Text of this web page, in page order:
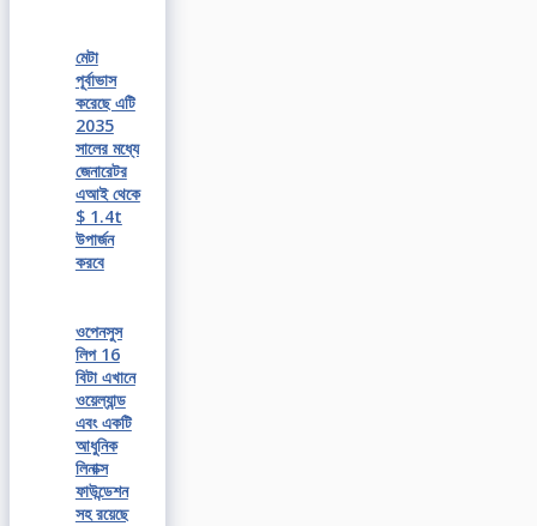
মেটা
পূর্বাভাস
করেছে এটি
2035
সালের মধ্যে
জেনারেটর
এআই থেকে
$ 1.4t
উপার্জন
করবে
ওপেনসুস
লিপ 16
বিটা এখানে
ওয়েল্যান্ড
এবং একটি
আধুনিক
লিনাক্স
ফাউন্ডেশন
সহ রয়েছে